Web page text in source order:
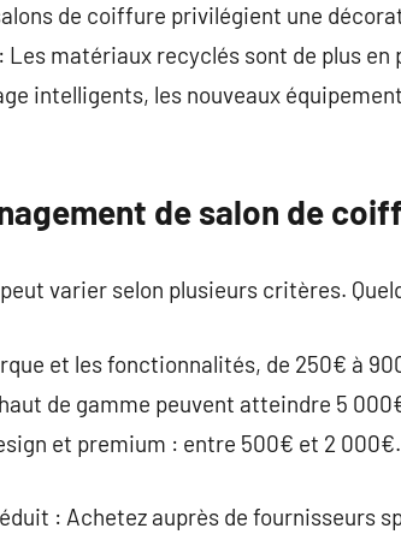
de coiffure privilégient une
matériaux recyclés sont de plus en
intelligents, les nouveaux
de salon de
varier selon plusieurs critères.
et les fonctionnalités, de 250€ à
de gamme peuvent atteindre 5
et premium : entre 500€ et 2 000€.
: Achetez auprès de fournisseurs